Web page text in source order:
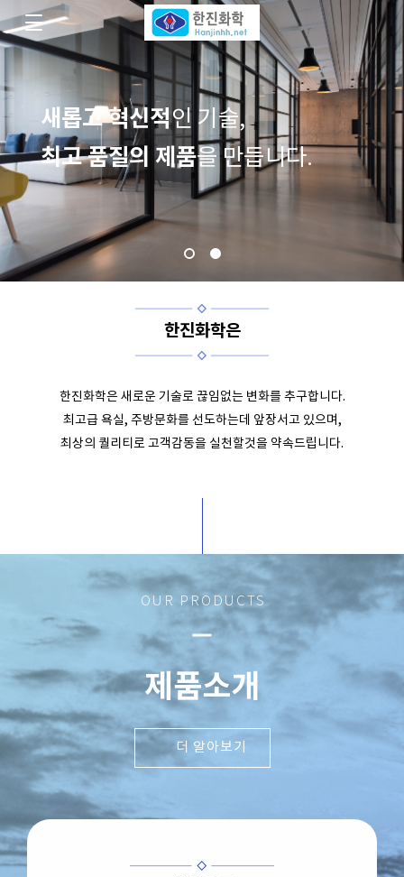
끊임없는 발전과노력 ,
항상최고를 향해달려갑니다.
한진화학은
한진화학은 새로운 기술로 끊임없는 변화를 추구합니다.
최고급 욕실, 주방문화를 선도하는데 앞장서고 있으며,
최상의 퀄리티로 고객감동을 실천할것을 약속드립니다.
OUR PRODUCTS
remove
제품소개
더 알아보기